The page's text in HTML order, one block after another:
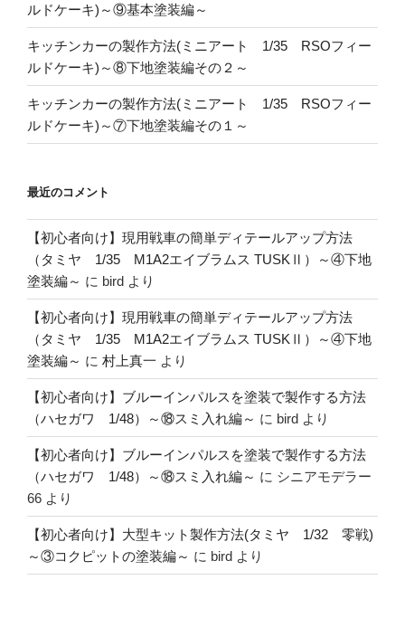
ルドケーキ)～⑨基本塗装編～
キッチンカーの製作方法(ミニアート 1/35 RSOフィー
ルドケーキ)～⑧下地塗装編その２～
キッチンカーの製作方法(ミニアート 1/35 RSOフィー
ルドケーキ)～⑦下地塗装編その１～
最近のコメント
【初心者向け】現用戦車の簡単ディテールアップ方法
（タミヤ 1/35 M1A2エイブラムス TUSKⅡ）～④下地
塗装編～ に bird より
【初心者向け】現用戦車の簡単ディテールアップ方法
（タミヤ 1/35 M1A2エイブラムス TUSKⅡ）～④下地
塗装編～ に 村上真一 より
【初心者向け】ブルーインパルスを塗装で製作する方法
（ハセガワ 1/48）～⑱スミ入れ編～ に bird より
【初心者向け】ブルーインパルスを塗装で製作する方法
（ハセガワ 1/48）～⑱スミ入れ編～ に シニアモデラー
66 より
【初心者向け】大型キット製作方法(タミヤ 1/32 零戦)
～③コクピットの塗装編～ に bird より